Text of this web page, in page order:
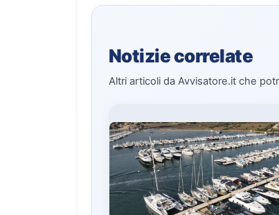
Notizie correlate
Altri articoli da Avvisatore.it che